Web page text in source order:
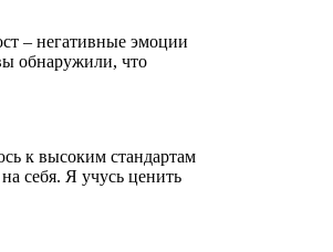
– негативные эмоции
обнаружили, что
к высоким стандартам
себя. Я учусь ценить